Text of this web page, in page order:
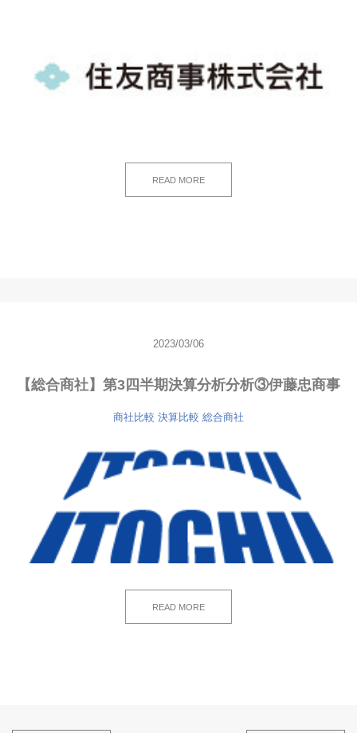
READ MORE
2023/03/06
【総合商社】第3四半期決算分析分析③伊藤忠商事
商社比較 決算比較 総合商社
READ MORE